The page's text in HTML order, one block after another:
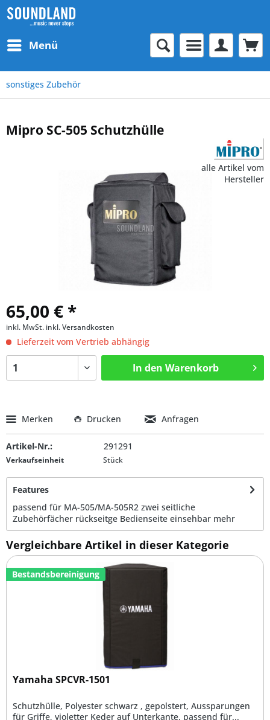
Menü
sonstiges Zubehör
Mipro SC-505 Schutzhülle
alle Artikel vom
Hersteller
65,00 € *
inkl. MwSt. inkl. Versandkosten
Lieferzeit vom Vertrieb abhängig
In den Warenkorb
Merken Drucken Anfragen
Artikel-Nr.: 291291
Verkaufseinheit Stück
Features
passend für MA-505/MA-505R2 zwei seitliche
Zubehörfächer rückseitge Bedienseite einsehbar mehr
Vergleichbare Artikel in dieser Kategorie
Bestandsbereinigung
Yamaha SPCVR-1501
Schutzhülle, Polyester schwarz , gepolstert, Aussparungen
für Griffe, violetter Keder auf Unterkante, passend für...